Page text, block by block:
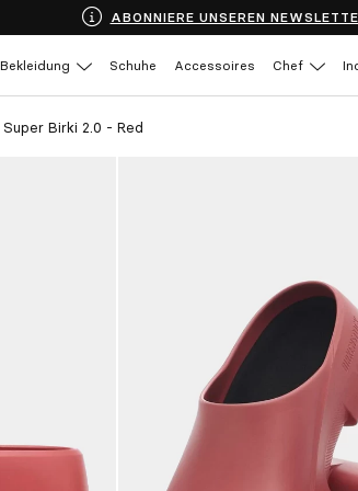
ABONNIERE UNSEREN
Bekleidung Schuhe Accessoires Chef
Super Birki 2.0 - Red